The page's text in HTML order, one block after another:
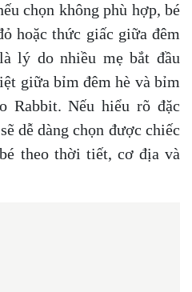
chọn không phù hợp, bé
hoặc thức giấc giữa đêm
lý do nhiều mẹ bắt đầu
giữa bỉm đêm hè và bỉm
Rabbit. Nếu hiểu rõ đặc
dễ dàng chọn được chiếc
theo thời tiết, cơ địa và